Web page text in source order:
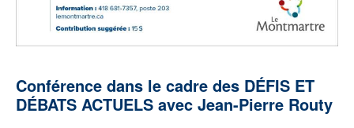
Conférence dans le cadre des DÉFIS ET
DÉBATS ACTUELS avec Jean-Pierre Routy